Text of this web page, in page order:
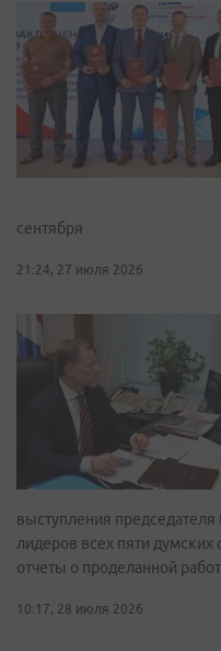
сентября
21:24, 27 июля 2026
выступления
лидеров всех пяти
отчеты о проделанной
10:17, 28 июля 2026